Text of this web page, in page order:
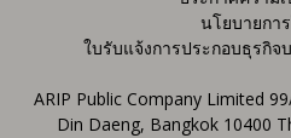
นโยบายกา
ใบรับแจ้งการประกอบธุรกิ
ARIP Public Company Limited
Din Daeng, Bangkok 10400